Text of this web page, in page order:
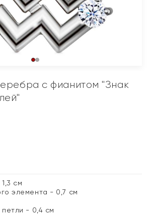
с фианитом "Знак
см
элемента - 0,7 см
петли - 0,4 см